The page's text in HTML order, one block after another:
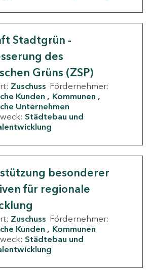
Stadtgrün -
des
Grüns (ZSP)
Zuschuss Fördernehmer:
Kunden
Kommunen
Unternehmen
Städtebau und
besonderer
für regionale
Zuschuss Fördernehmer:
Kunden
Kommunen
Städtebau und